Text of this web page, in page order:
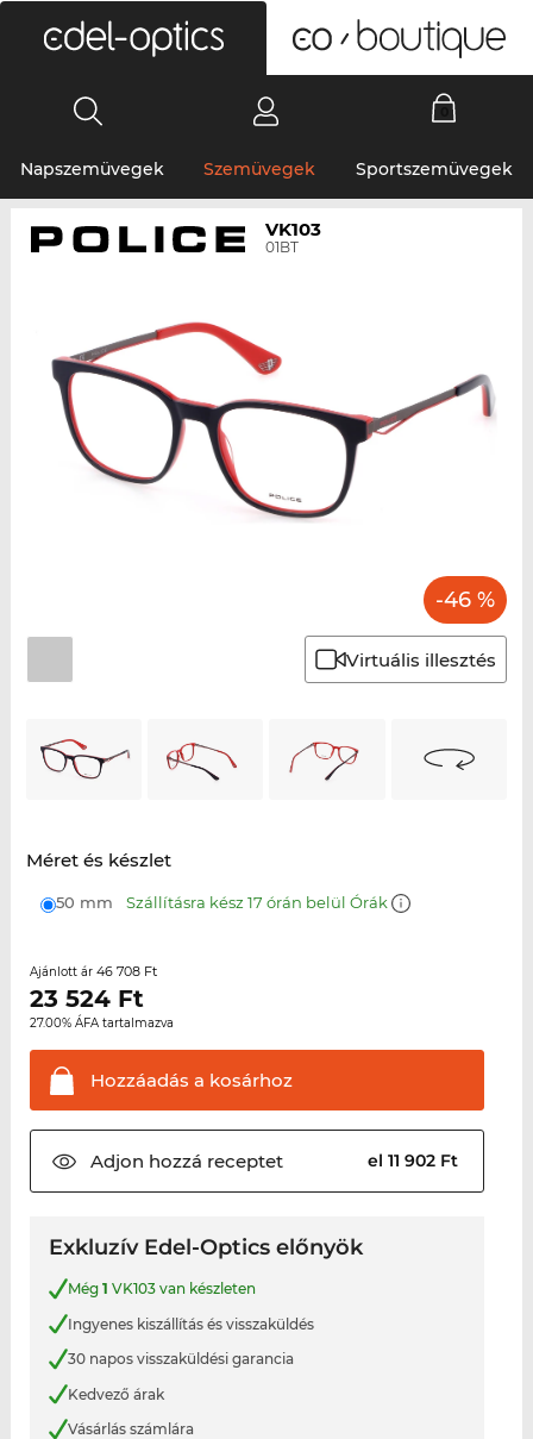
Napszemüvegek Szemüvegek Sportszemüvegek
VK103
01BT
-46 %
Virtuális illesztés
Méret és készlet
50 mm Szállításra kész 17 órán belül Órák
Ajánlott ár 46 708 Ft
23 524Ft
27.00% ÁFA tartalmazva
Hozzáadás a kosárhoz
Adjon hozzá receptet el 11 902 Ft
Exkluzív Edel-Optics előnyök
Még 1 VK103 van készleten
Ingyenes kiszállítás és visszaküldés
30 napos visszaküldési garancia
Kedvező árak
Vásárlás számlára